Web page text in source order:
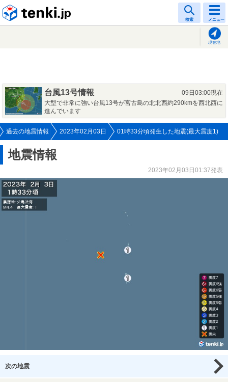
検索 メニュー
現在地
台風13号情報
09日03:00現在
大型で非常に強い台風13号が宮古島の北北西約290kmを西北西に
進んでいます
過去の地震情報 2023年02月03日 01時33分頃発生した地震(最大震度1)
地震情報
2023年02月03日01:37発表
次の地震